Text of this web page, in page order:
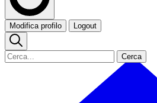
Modifica profilo Logout
Cerca